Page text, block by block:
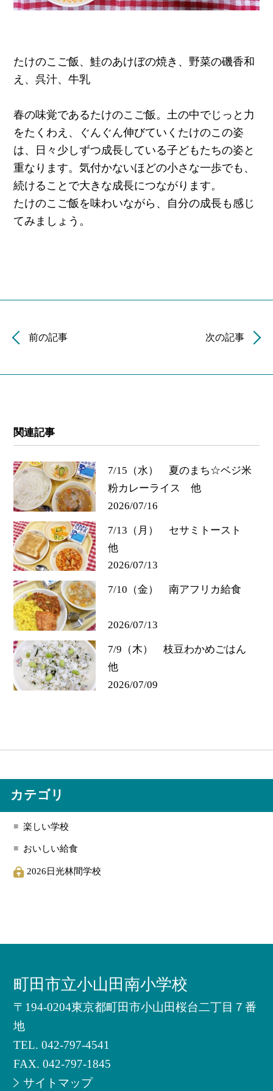
たけのこご飯、鮭のあけぼの焼き、野菜の磯香和
え、呉汁、牛乳
春の味覚であるたけのこご飯。土の中でじっと力
をたくわえ、ぐんぐん伸びていくたけのこの姿
は、日々少しずつ成長している子どもたちの姿と
重なります。気付かないほどの小さな一歩でも、
続けることで大きな成長につながります。
たけのこご飯を味わいながら、自分の成長も感じ
てみましょう。
前の記事 次の記事
関連記事
7/15（水） 夏のまち☆ベジ米
粉カレーライス 他
2026/07/16
7/13（月） セサミトースト
他
2026/07/13
7/10（金） 南アフリカ給食
2026/07/13
7/9（木） 枝豆わかめごはん
他
2026/07/09
カテゴリ
楽しい学校
おいしい給食
2026日光林間学校
町田市立小山田南小学校
〒194-0204東京都町田市小山田桜台二丁目７番
地
TEL.042-797-4541
FAX. 042-797-1845
サイトマップ